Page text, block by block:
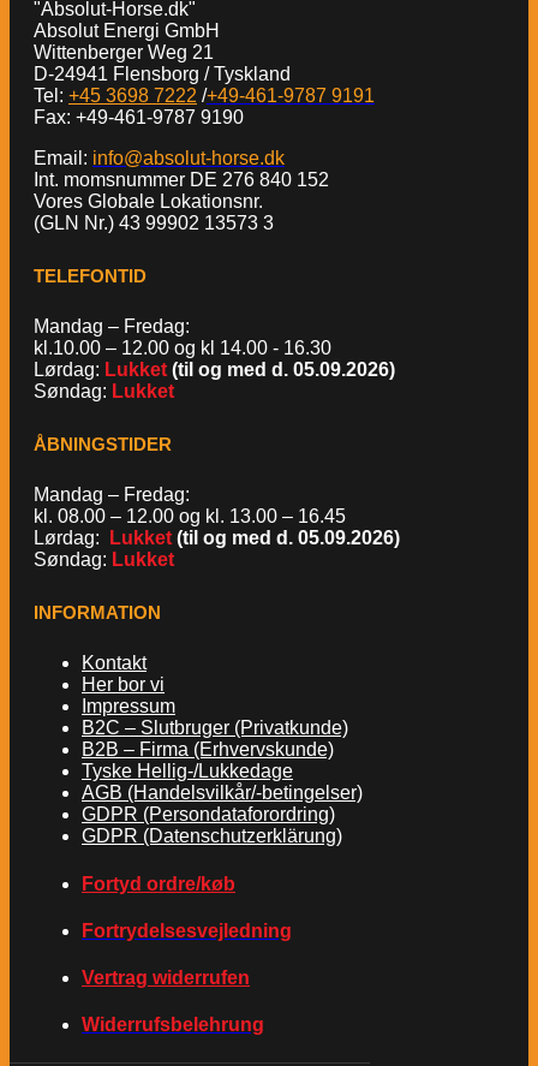
"Absolut-Horse.dk"
Absolut Energi GmbH
Wittenberger Weg 21
D-24941 Flensborg / Tyskland
Tel: +45 3698 7222 /+49-461-9787 9191
Fax: +49-461-9787 9190
Email: info@absolut-horse.dk
Int. momsnummer DE 276 840 152
Vores Globale Lokationsnr.
(GLN Nr.) 43 99902 13573 3
TELEFONTID
Mandag – Fredag:
kl.10.00 – 12.00 og kl 14.00 - 16.30
Lørdag: Lukket (til og med d. 05.09.2026)
Søndag: Lukket
ÅBNINGSTIDER
Mandag – Fredag:
kl. 08.00 – 12.00 og kl. 13.00 – 16.45
Lørdag:
Lukket (til og med d. 05.09.2026)
Søndag: Lukket
INFORMATION
Kontakt
Her bor vi
Impressum
B2C – Slutbruger (Privatkunde)
B2B – Firma (Erhvervskunde)
Tyske Hellig-/Lukkedage
AGB (Handelsvilkår/-betingelser)
GDPR (Persondataforordring)
GDPR (Datenschutzerklärung)
Fortyd ordre/køb
Fortrydelsesvejledning
Vertrag widerrufen
Widerrufsbelehrung